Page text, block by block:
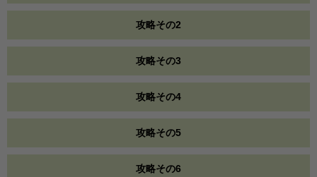
攻略その2
攻略その3
攻略その4
攻略その5
攻略その6